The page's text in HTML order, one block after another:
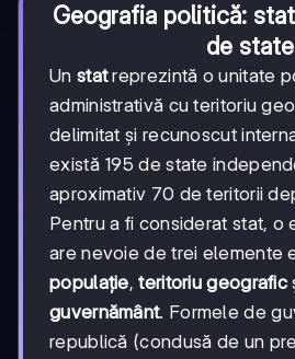
Geografia politică:
de state
Un statreprezintă o unitate
administrativă cu teritoriu
delimitat și recunoscut
există 195 de state
aproximativ 70 de teritorii
Pentru a fi considerat stat, o
are nevoie de trei elemente
populație,teritoriu geografic
guvernământ. Formele de
republică (condusă de un